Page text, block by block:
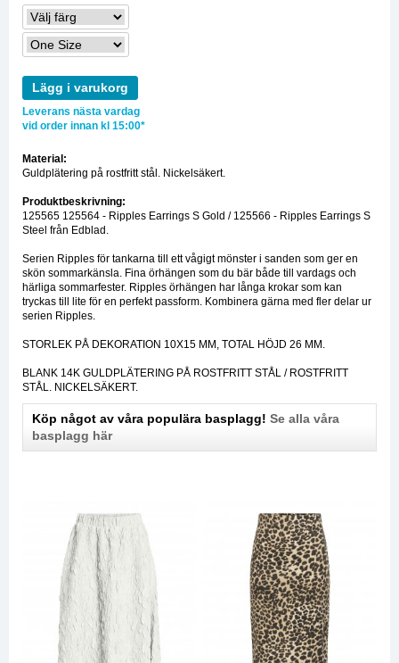
Lägg i varukorg
Leverans nästa vardag
vid order innan kl 15:00*
Material:
Guldplätering på rostfritt stål. Nickelsäkert.
Produktbeskrivning:
125565 125564 - Ripples Earrings S Gold / 125566 - Ripples Earrings S
Steel från Edblad.
Serien Ripples för tankarna till ett vågigt mönster i sanden som ger en
skön sommarkänsla. Fina örhängen som du bär både till vardags och
härliga sommarfester. Ripples örhängen har långa krokar som kan
tryckas till lite för en perfekt passform. Kombinera gärna med fler delar ur
serien Ripples.
STORLEK PÅ DEKORATION 10X15 MM, TOTAL HÖJD 26 MM.
BLANK 14K GULDPLÄTERING PÅ ROSTFRITT STÅL / ROSTFRITT
STÅL. NICKELSÄKERT.
Köp något av våra populära basplagg! Se alla våra
basplagg här